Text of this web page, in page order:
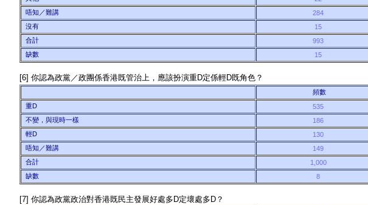
唔知／難講
284
沒有
15
合計
993
缺數
15
[6] 你認為政黨／政團係香港既管治上，應該扮演重D定係輕D既角色？
頻數
重D
535
不變，與現時一樣
186
輕D
130
唔知／難講
149
合計
1,000
缺數
8
[7] 你認為政黨政治對香港既民主發展好處多D定壞處多D？